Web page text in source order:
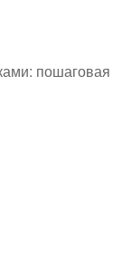
пошаговая